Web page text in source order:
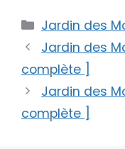
Catégories
Jardin des
Jardin des
complète ]
Jardin des
complète ]